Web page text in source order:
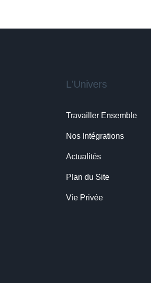
L'Univers
Travailler Ensemble
Nos Intégrations
Actualités
Plan du Site
Vie Privée